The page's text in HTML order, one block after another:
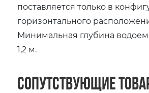
поставляется только в
горизонтального
Минимальная глубина
1,2 м.
Сопутствующие